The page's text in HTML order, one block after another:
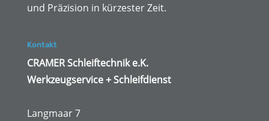
und Präzision in kürzester Zeit.
Kontakt
CRAMER Schleiftechnik e.K.
Werkzeugservice + Schleifdienst
Langmaar 7